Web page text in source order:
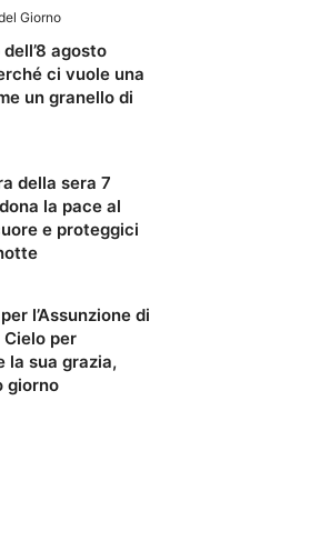
Giorno
agosto
ci vuole una
un granello di
della sera 7
la pace al
e proteggici
l’Assunzione di
per
la sua grazia,
giorno